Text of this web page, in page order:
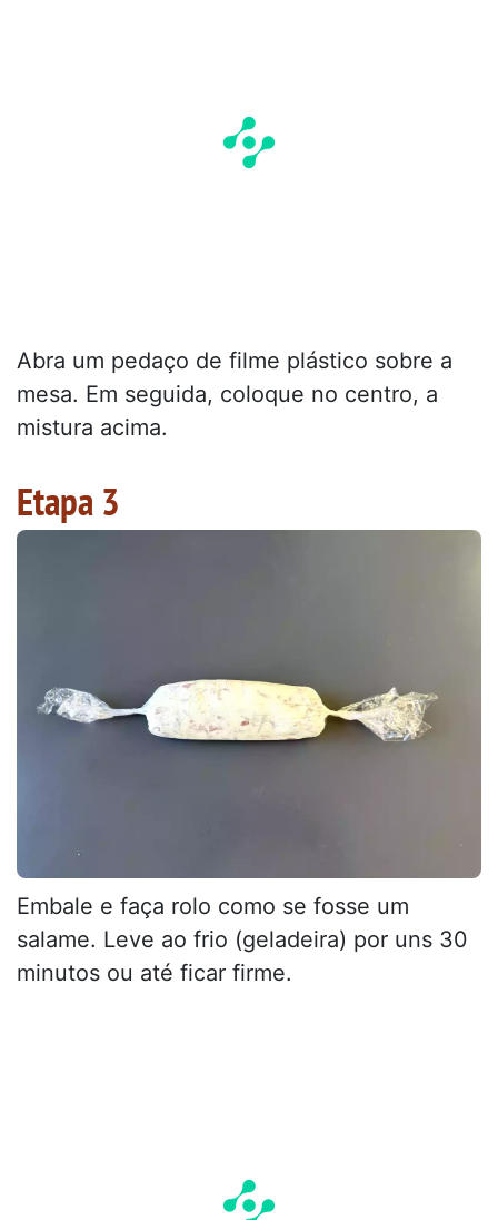
Abra um pedaço de filme plástico sobre a
mesa. Em seguida, coloque no centro, a
mistura acima.
Etapa 3
Embale e faça rolo como se fosse um
salame. Leve ao frio (geladeira) por uns 30
minutos ou até ficar firme.